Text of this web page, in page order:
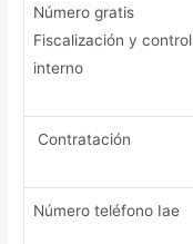
Número gratis
Fiscalización y control
interno
Contratación
Número teléfono Iae